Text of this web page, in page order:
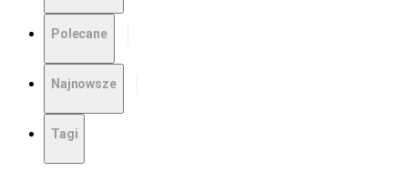
Polecane
Najnowsze
Tagi